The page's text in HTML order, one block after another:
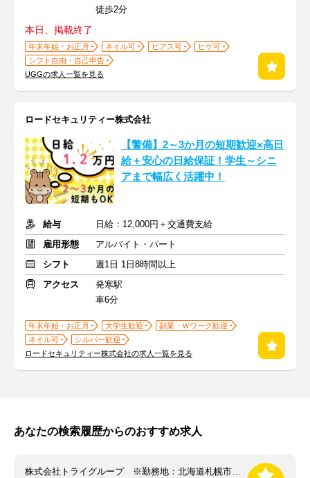
徒歩2分
本日、掲載終了
年末年始・お正月 ネイル可 ピアス可
ヒゲ可
シフト自由・自己申告
UGGの求人一覧を見る
ロードセキュリティー株式会社
【警備】2～3か月の短期歓迎×高日
給＋安心の日給保証！学生～シニ
アまで幅広く活躍中！
給与
日給：12,000円＋交通費支給
雇用形態
アルバイト・パート
シフト
週1日 1日8時間以上
アクセス
発寒駅
車6分
年末年始・お正月 大学生歓迎
副業・Ｗワーク歓迎
ネイル可
シルバー歓迎
ロードセキュリティー株式会社の求人一覧を見る
あなたの検索履歴からのおすすめ求人
株式会社トライグループ ※勤務地：北海道札幌市北区